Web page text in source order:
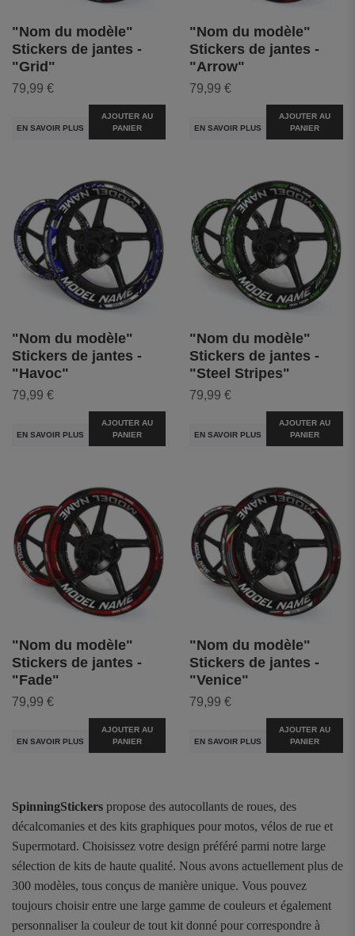
"Nom du modèle"
Stickers de jantes -
"Grid"
79,99 €
EN SAVOIR PLUS
AJOUTER AU
PANIER
"Nom du modèle"
Stickers de jantes -
"Arrow"
79,99 €
EN SAVOIR PLUS
AJOUTER AU
PANIER
"Nom du modèle"
Stickers de jantes -
"Havoc"
79,99 €
EN SAVOIR PLUS
AJOUTER AU
PANIER
"Nom du modèle"
Stickers de jantes -
"Steel Stripes"
79,99 €
EN SAVOIR PLUS
AJOUTER AU
PANIER
"Nom du modèle"
Stickers de jantes -
"Fade"
79,99 €
EN SAVOIR PLUS
AJOUTER AU
PANIER
"Nom du modèle"
Stickers de jantes -
"Venice"
79,99 €
EN SAVOIR PLUS
AJOUTER AU
PANIER
SpinningStickers propose des autocollants de roues, des
décalcomanies et des kits graphiques pour motos, vélos de rue et
Supermotard. Choisissez votre design préféré parmi notre large
sélection de kits de haute qualité. Nous avons actuellement plus de
300 modèles, tous conçus de manière unique. Vous pouvez
toujours choisir entre une large gamme de couleurs et également
personnaliser la couleur de tout kit donné pour correspondre à